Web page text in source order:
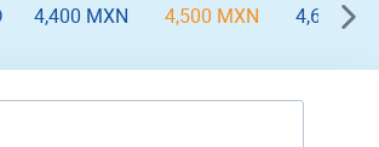
4,400 MXN 4,500 MXN 4,600